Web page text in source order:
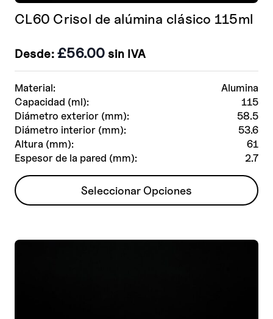
Material:
Alumina
Capacidad (ml):
115
Diámetro exterior (mm):
58.5
Diámetro interior (mm):
53.6
Altura (mm):
61
Espesor de la pared (mm):
2.7
CL60 Crisol de alúmina clásico 115ml
Desde: £56.00 sin IVA
Seleccionar Opciones
Este
producto
variantes.